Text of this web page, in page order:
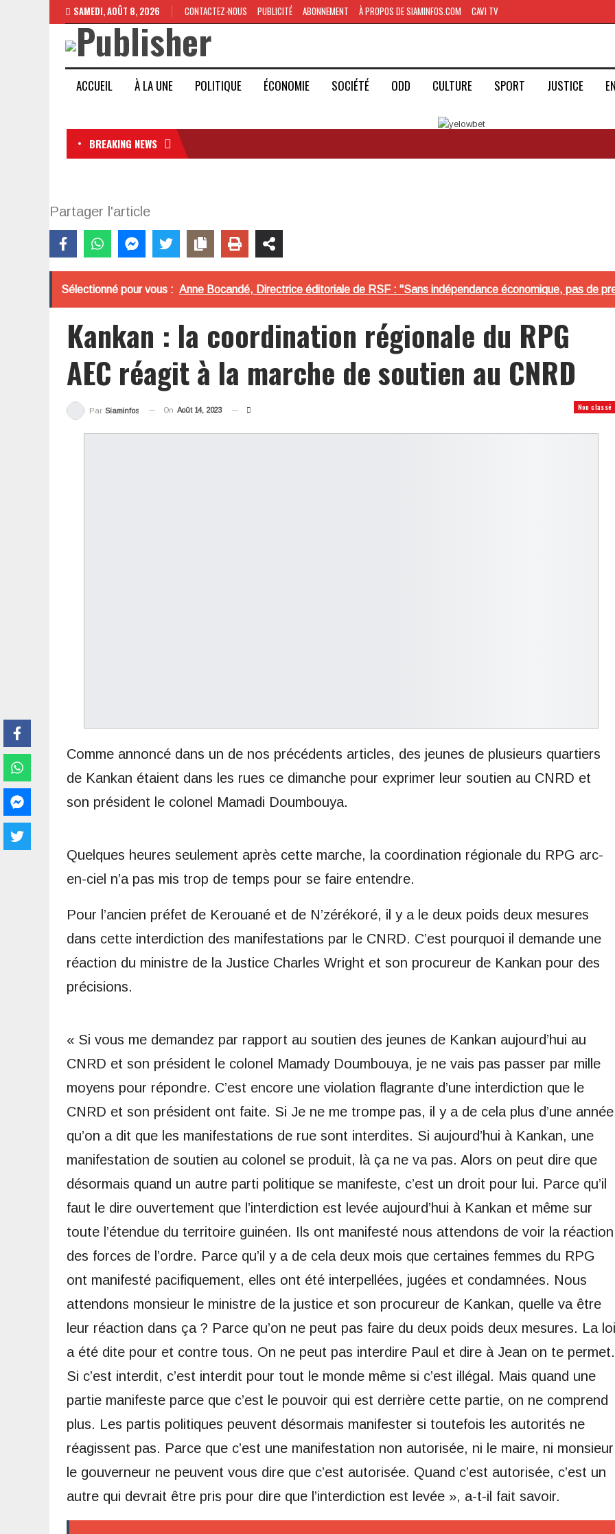
SAMEDI, AOÛT 8, 2026 CONTACTEZ-NOUS PUBLICITÉ ABONNEMENT À PROPOS DE SIAMINFOS.COM CAVI TV
ACCUEIL À LA UNE POLITIQUE ÉCONOMIE SOCIÉTÉ ODD CULTURE SPORT JUSTICE
BREAKING NEWS
Partager l'article
Sélectionné pour vous : Anne Bocandé, Directrice éditoriale de RSF : "Sans indépendance économique, pas de
Kankan : la coordination régionale du RPG
AEC réagit à la marche de soutien au CNRD
Non classé
Par Siaminfos On Août 14, 2023
Comme annoncé dans un de nos précédents articles, des jeunes de plusieurs quartiers
de Kankan étaient dans les rues ce dimanche pour exprimer leur soutien au CNRD et
son président le colonel Mamadi Doumbouya.
Quelques heures seulement après cette marche, la coordination régionale du RPG arc-
en-ciel n’a pas mis trop de temps pour se faire entendre.
Pour l’ancien préfet de Kerouané et de N’zérékoré, il y a le deux poids deux mesures
dans cette interdiction des manifestations par le CNRD. C’est pourquoi il demande une
réaction du ministre de la Justice Charles Wright et son procureur de Kankan pour des
précisions.
« Si vous me demandez par rapport au soutien des jeunes de Kankan aujourd’hui au
CNRD et son président le colonel Mamady Doumbouya, je ne vais pas passer par mille
moyens pour répondre. C’est encore une violation flagrante d’une interdiction que le
CNRD et son président ont faite. Si Je ne me trompe pas, il y a de cela plus d’une année
qu’on a dit que les manifestations de rue sont interdites. Si aujourd’hui à Kankan, une
manifestation de soutien au colonel se produit, là ça ne va pas. Alors on peut dire que
désormais quand un autre parti politique se manifeste, c’est un droit pour lui. Parce qu’il
faut le dire ouvertement que l’interdiction est levée aujourd’hui à Kankan et même sur
toute l’étendue du territoire guinéen. Ils ont manifesté nous attendons de voir la réaction
des forces de l’ordre. Parce qu’il y a de cela deux mois que certaines femmes du RPG
ont manifesté pacifiquement, elles ont été interpellées, jugées et condamnées. Nous
attendons monsieur le ministre de la justice et son procureur de Kankan, quelle va être
leur réaction dans ça ? Parce qu’on ne peut pas faire du deux poids deux mesures. La loi
a été dite pour et contre tous. On ne peut pas interdire Paul et dire à Jean on te permet.
Si c’est interdit, c’est interdit pour tout le monde même si c’est illégal. Mais quand une
partie manifeste parce que c’est le pouvoir qui est derrière cette partie, on ne comprend
plus. Les partis politiques peuvent désormais manifester si toutefois les autorités ne
réagissent pas. Parce que c’est une manifestation non autorisée, ni le maire, ni monsieur
le gouverneur ne peuvent vous dire que c’est autorisée. Quand c’est autorisée, c’est un
autre qui devrait être pris pour dire que l’interdiction est levée », a-t-il fait savoir.